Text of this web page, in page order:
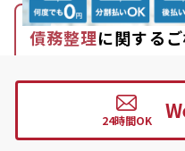
債務整理に関する